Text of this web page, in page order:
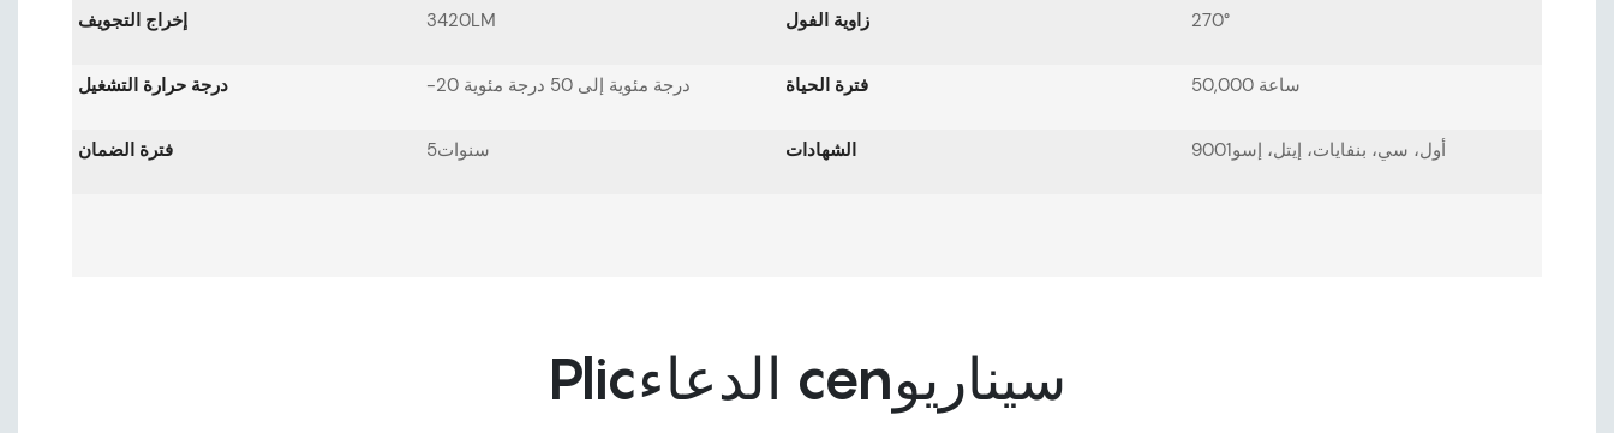
إخراج التجويف 3420LM زاوية الفول 270°
درجة حرارة التشغيل -20 درجة مئوية إلى 50 درجة مئوية فترة الحياة 50,000 ساعة
فترة الضمان سنوات5 الشهادات أول، سي، بنفايات، إيتل، إسو9001
Plicالدعاء cenسيناريو